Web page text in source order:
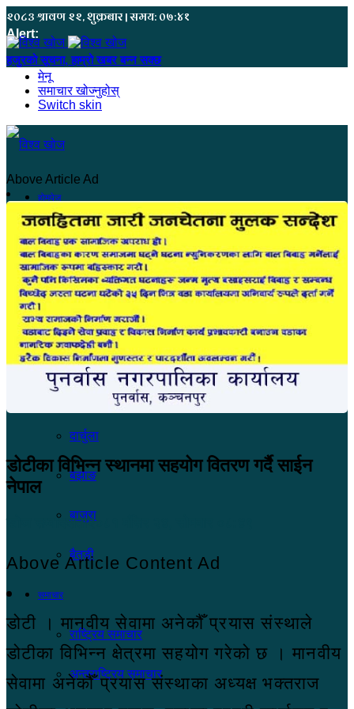
२०८३ श्रावण २२, शुक्रबार | समय: ०७:४१
Alert:
यहाँ बिज्ञापन गर्नु परेमा ९८६८५५५७८० मा सम्पर्क गर्नुहोस
मेनू
समाचार खोज्नुहोस्
Switch skin
होमपेज
सुदूरपश्चिम
कंचनपुर
कैलाली
अछाम
दार्चुला
बझाङ
बाजुरा
बैतडी
समाचार
राष्ट्रिय समाचार
अन्तराष्ट्रिय समाचार
Above Article Ad
डोटीका विभिन्न स्थानमा सहयोग वितरण गर्दै साईन
नेपाल
खोज सम्वाददाता२०८१ मंसिर २४, सोमबार ०८:४९
Above Article Content Ad
डोटी । मानवीय सेवामा अनेकौँ प्रयास संस्थाले
डोटीका विभिन्न क्षेत्रमा सहयोग गरेको छ । मानवीय
सेवामा अनेकौँ प्रयास संस्थाका अध्यक्ष भक्तराज